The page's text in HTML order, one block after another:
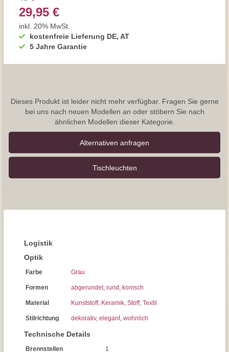
kostenfreie Lieferung DE, AT
5 Jahre Garantie
29,95 €
inkl. 20% MwSt.
Dieses Produkt ist leider nicht mehr verfügbar. Fragen Sie gerne
bei uns nach neuen Modellen an oder stöbern Sie nach
ähnlichen Modellen dieser Kategorie.
Alternativen anfragen
Tisch­leuchten
Logistik
Optik
Farbe Grau
Formen abgerundet, rund , konisch
Material Kunststoff, Keramik, Stoff, Textil
Stilrichtung dekorativ, elegant, wohnlich
Technische Details
Brennstellen 1